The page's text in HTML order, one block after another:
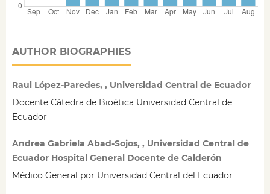
AUTHOR BIOGRAPHIES
Raul López-Paredes, , Universidad Central de Ecuador
Docente Cátedra de Bioética Universidad Central de
Ecuador
Andrea Gabriela Abad-Sojos, , Universidad Central de
Ecuador Hospital General Docente de Calderón
Médico General por Universidad Central del Ecuador